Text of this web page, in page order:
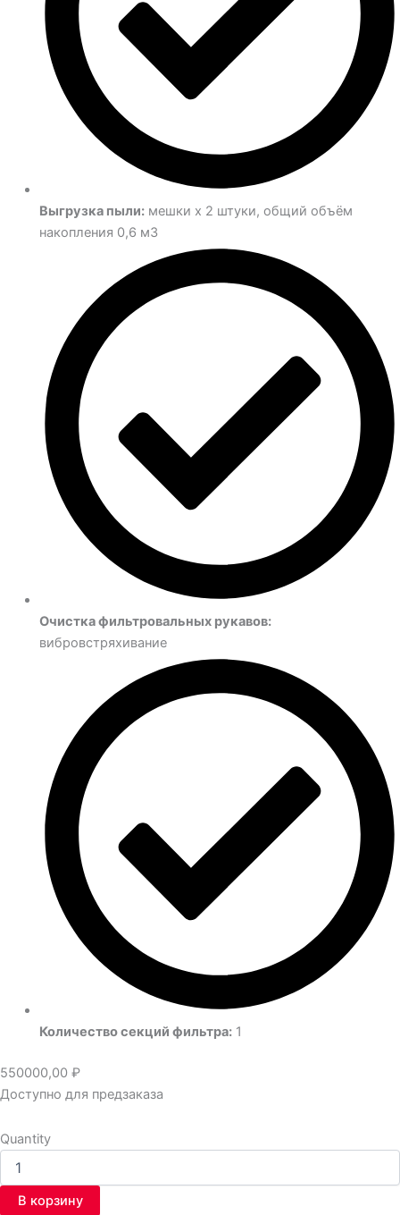
Выгрузка пыли:мешки х 2 штуки, общий объём
накопления 0,6 м3
Очистка фильтровальных рукавов:
вибровстряхивание
Количество секций фильтра:1
550000,00 ₽
Доступно для предзаказа
Quantity
В корзину